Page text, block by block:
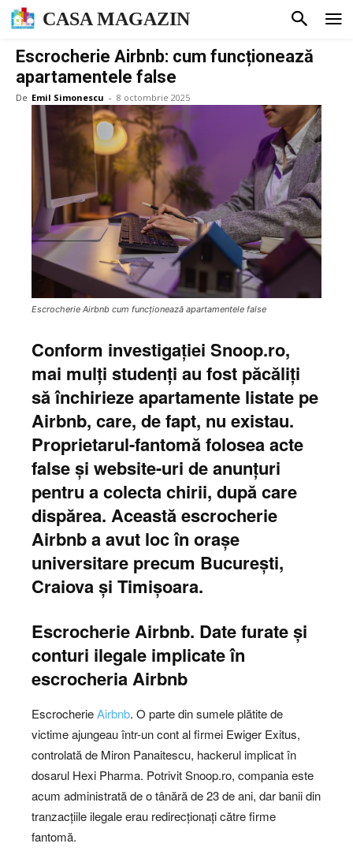
CASA MAGAZIN
Escrocherie Airbnb: cum funcționează
apartamentele false
De Emil Simonescu - 8 octombrie 2025
Escrocherie Airbnb cum funcționează apartamentele false
Conform investigației Snoop.ro,
mai mulți studenți au fost păcăliți
să închirieze apartamente listate pe
Airbnb, care, de fapt, nu existau.
Proprietarul-fantomă folosea acte
false și website-uri de anunțuri
pentru a colecta chirii, după care
dispărea. Aceastăescrocherie
Airbnba avut loc în orașe
universitare precum București,
Craiova și Timișoara.
Escrocherie Airbnb. Date furate și
conturi ilegale implicate în
escrocheria Airbnb
EscrocherieAirbnb. O parte din sumele plătite de
victime ajungeau într-un cont al firmei Ewiger Exitus,
controlată de Miron Panaitescu, hackerul implicat în
dosarul Hexi Pharma. Potrivit Snoop.ro, compania este
acum administrată de o tânără de 23 de ani, dar banii din
tranzacțiile ilegale erau redirecționați către firme
fantomă.